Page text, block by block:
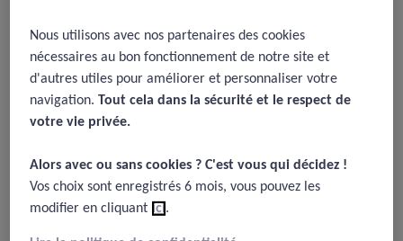
nécessitent des dispositifs de gestion des risques
permettant la détection, la déclaration et le
recensement des événements et presque
événements indésirables, l'analyse approfondie des
principaux événements et le retour d'expérience.
aériens, maritimes et ferroviaires) ont constaté des
progrès importants en matière de sécurité en lien
avec la mise en œuvre de cette démarche.
L'activité de soins est complexe et instable. La
Nous utilisons avec nos partenaires des cookies
nécessaires au bon fonctionnement de notre site et
d'autres utiles pour améliorer et personnaliser votre
navigation.Tout cela dans la sécurité et le respect de
votre vie privée.​
Alors avec ou sans cookies ? C'est vous qui décidez !​
Vos choix sont enregistrés 6 mois, vous pouvez les
modifier en cliquant ici.